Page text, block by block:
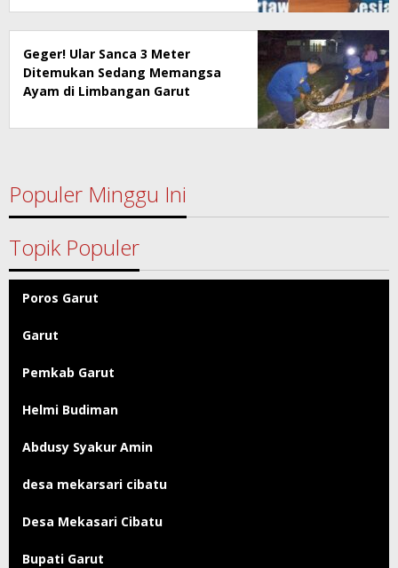
Geger! Ular Sanca 3 Meter
Ditemukan Sedang Memangsa
Ayam di Limbangan Garut
Populer Minggu Ini
Topik Populer
Poros Garut
Garut
Pemkab Garut
Helmi Budiman
Abdusy Syakur Amin
desa mekarsari cibatu
Desa Mekasari Cibatu
Bupati Garut